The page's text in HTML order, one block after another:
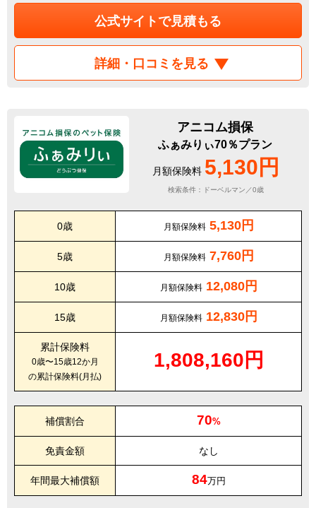
公式サイトで見積もる
詳細・口コミを見る
アニコム損保
ふぁみりぃ70％プラン
月額保険料 5,130円
検索条件：ドーベルマン／0歳
0歳 月額保険料 5,130円
5歳 月額保険料 7,760円
10歳 月額保険料 12,080円
15歳 月額保険料 12,830円
累計保険料
0歳〜15歳12か月
の累計保険料(月払)
1,808,160円
補償割合 70%
免責金額 なし
年間最大補償額 84万円